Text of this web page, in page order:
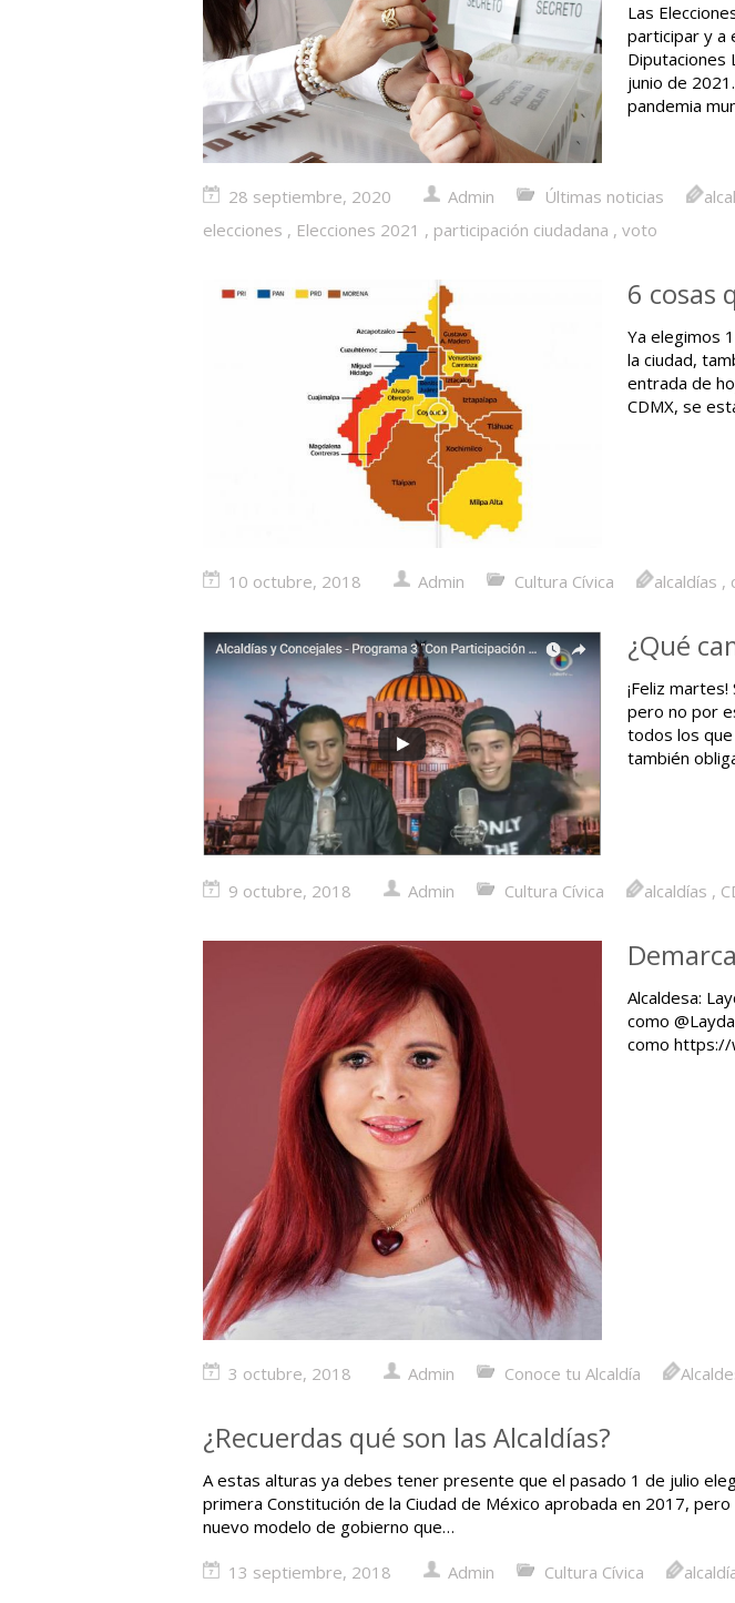
Las
participar y a
Diputaciones
junio de
pandemia
28 septiembre, 2020 Admin Últimas noticias
elecciones , Elecciones 2021 , participación ciudadana , voto
6 cosas
Ya elegimos
la ciudad,
entrada de
CDMX, se
10 octubre, 2018 Admin Cultura Cívica alcaldías ,
¿Qué
¡Feliz
pero no por
todos los que
también
9 octubre, 2018 Admin Cultura Cívica alcaldías ,
Alcaldesa:
como
como
3 octubre, 2018 Admin Conoce tu Alcaldía
¿Recuerdas qué son las Alcaldías?
A estas alturas ya debes tener presente que el pasado 1 de julio
primera Constitución de la Ciudad de México aprobada en 2017,
nuevo modelo de gobierno que…
13 septiembre, 2018 Admin Cultura Cívica